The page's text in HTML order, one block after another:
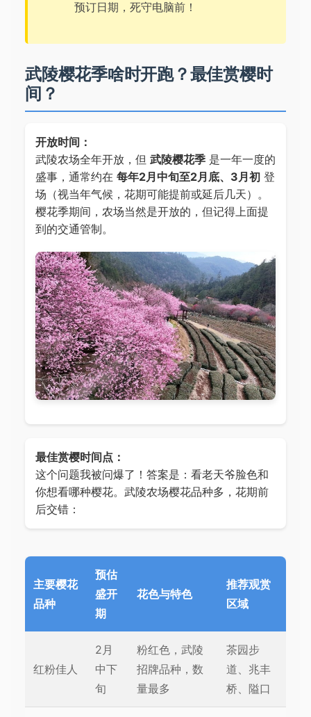
预订日期，死守电脑前！
武陵樱花季啥时开跑？最佳赏樱时
间？
开放时间：
武陵农场全年开放，但 武陵樱花季 是一年一度的
盛事，通常约在 每年2月中旬至2月底、3月初 登
场（视当年气候，花期可能提前或延后几天）。
樱花季期间，农场当然是开放的，但记得上面提
到的交通管制。
最佳赏樱时间点：
这个问题我被问爆了！答案是：看老天爷脸色和
你想看哪种樱花。武陵农场樱花品种多，花期前
后交错：
主要樱花
品种
预估
盛开
期
花色与特色
推荐观赏
区域
红粉佳人
2月
中下
旬
粉红色，武陵
招牌品种，数
量最多
茶园步
道、兆丰
桥、隘口